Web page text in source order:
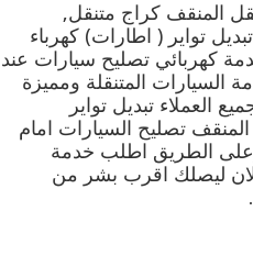
المنقف كراج متنقل,
تواير ( اطارات) كهرباء
كهربائي تصليح سيارات عند
السيارات المتنقلة ومميزة
العملاء تبديل تواير
تصليح السيارات امام
الطريق اطلب خدمة
ليصلك اقرب بشر من